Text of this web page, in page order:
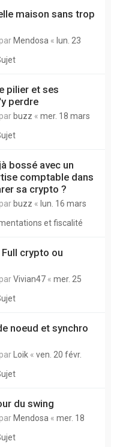
maison sans trop
Mendosa « lun. 23
pilier et ses
perdre
buzz « mer. 18 mars
bossé avec un
comptable dans
sa crypto ?
buzz « lun. 16 mars
et fiscalité
crypto ou
Vivian47 « mer. 25
noeud et synchro
Loik « ven. 20 févr.
du swing
Mendosa « mer. 18